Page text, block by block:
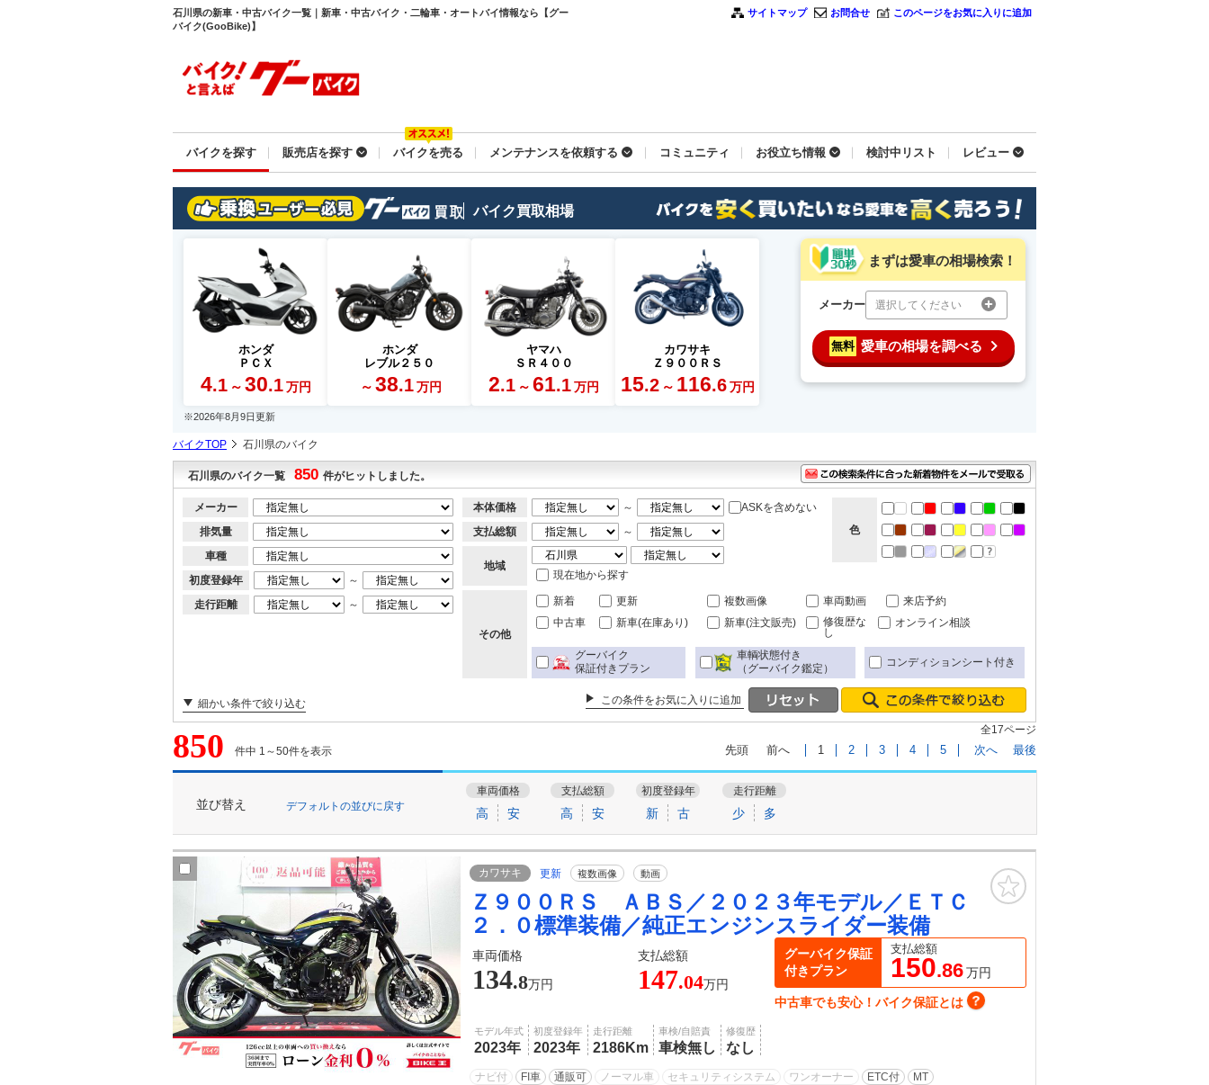
石川県の新車・中古バイク一覧｜新車・中古バイク・二輪車・オートバイ情報なら【グー
バイク(GooBike)】
サイトマップ お問合せ このページをお気に入りに追加
バイクを探す 販売店を探す バイクを売る メンテナンスを依頼する コミュニティ お役立ち情報 検討中リスト レビュー
バイク買取相場
ホンダ
ＰＣＸ
4.1 ～ 30.1 万円
ホンダ
レブル２５０
～ 38.1 万円
ヤマハ
ＳＲ４００
2.1 ～ 61.1 万円
カワサキ
Ｚ９００ＲＳ
15.2 ～ 116.6 万円
まずは愛車の相場検索！
メーカー 選択してください
無料 愛車の相場を調べる
※2026年8月9日更新
バイクTOP 石川県のバイク
石川県のバイク一覧 850 件がヒットしました。
メーカー
排気量
車種
初度登録年
～
走行距離
～
本体価格 ～
ASKを含めない
支払総額
～
地域
現在地から探す
色
その他
新着 更新 複数画像 車両動画
来店予約
中古車
新車(在庫あり) 新車(注文販売)
修復歴な
し
オンライン相談
グーバイク
保証付きプラン
車輌状態付き
（グーバイク鑑定）
コンディションシート付き
細かい条件で絞り込む この条件をお気に入りに追加
850 件中 1～50件を表示
全17ページ
先頭 前へ 1 2 3 4 5 次へ 最後
並び替え デフォルトの並びに戻す
車両価格
高 安
支払総額
高 安
初度登録年
新 古
走行距離
少 多
カワサキ 更新 複数画像 動画
Ｚ９００ＲＳ ＡＢＳ／２０２３年モデル／ＥＴＣ
２．０標準装備／純正エンジンスライダー装備
車両価格 支払総額
134.8万円 147.04万円
モデル年式
2023年
初度登録年
2023年
走行距離
2186Km
車検/自賠責
車検無し
修復歴
なし
ナビ付 FI車 通販可 ノーマル車 セキュリティシステム ワンオーナー ETC付 MT
グーバイク保証
付きプラン
支払総額
150.86万円
中古車でも安心！バイク保証とは